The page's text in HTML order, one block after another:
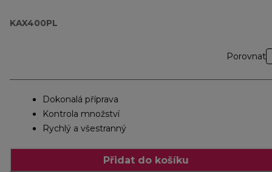
KAX400PL
Porovnat
Dokonalá příprava
Kontrola množství
Rychlý a všestranný
Přidat do košíku